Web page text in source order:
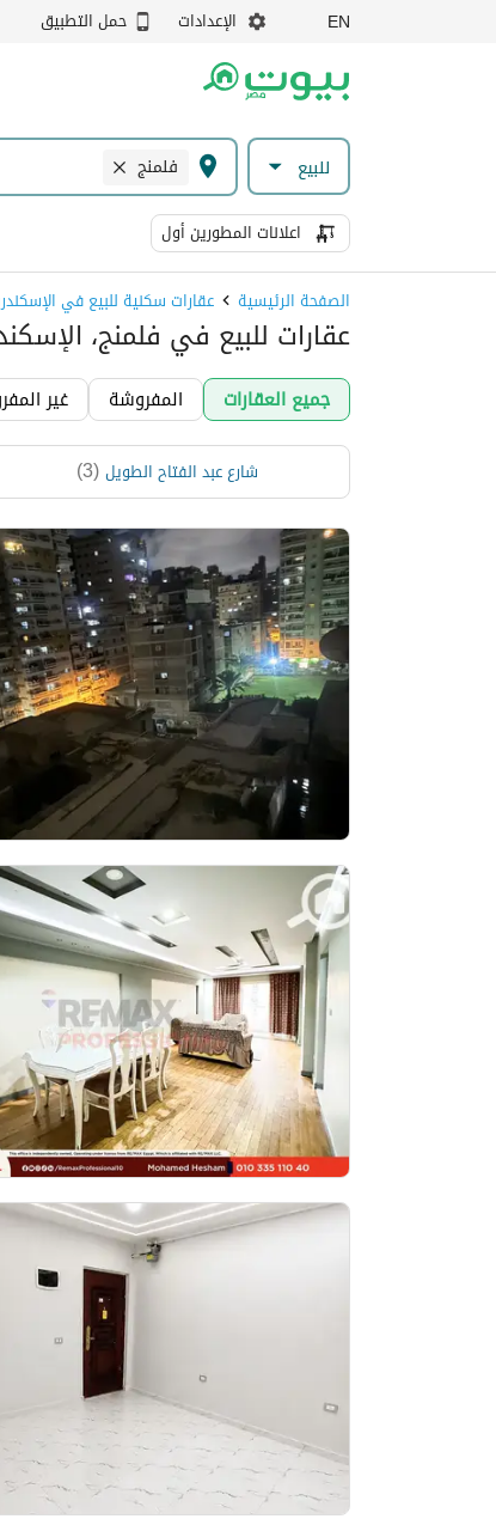
EN الإعدادات حمل التطبيق
للبيع فلمنج
اعلانات المطورين أول
الصفحة الرئيسية عقارات سكنية للبيع في
عقارات للبيع في فلمنج،
جميع العقارات المفروشة غير
شارع عبد الفتاح الطويل(
3
)